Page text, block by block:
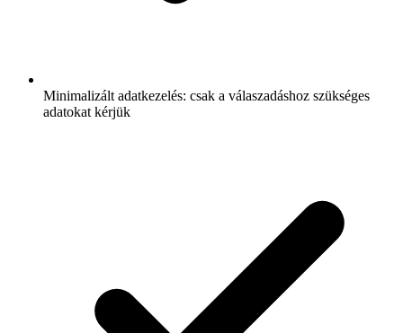
Minimalizált adatkezelés: csak a válaszadáshoz szükséges
adatokat kérjük